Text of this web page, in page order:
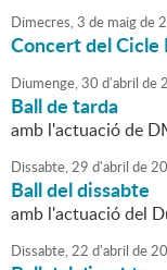
Dimecres,3 de maigde
Concert del Cicle
Diumenge,30 d'abril de
Ball de tarda
amb l'actuació de
Dissabte,29 d'abril de
Ball del dissabte
amb l'actuació del
Dissabte,22 d'abril de